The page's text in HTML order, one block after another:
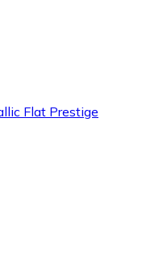
Flat Prestige